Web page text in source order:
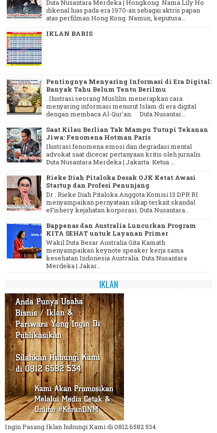
Duta Nusantara Merdeka | Hongkong Nama Lily Ho
dikenal luas pada era 1970-an sebagai aktris papan
atas perfilman Hong Kong. Namun, keputusa...
IKLAN BARIS
Pentingnya Menyaring Informasi di Era Digital:
Banyak Tahu Belum Tentu Berilmu
. Ilustrasi seorang Muslilm menerapkan cara
menyaring informasi menurut Islam di era digital
dengan membaca Al-Qur'an. Duta Nusantar...
Saat Kilau Berlian Tak Mampu Tutupi Tekanan
Jiwa: Fenomena Hotman Paris
Ilustrasi fenomena emosi dan degradasi mental
advokat saat dicecar pertanyaan kritis oleh jurnalis.
Duta Nusantara Merdeka | Jakarta Ketua ...
Rieke Diah Pitaloka Desak OJK Ketat Awasi
Startup dan Profesi Penunjang
Dr . Rieke Diah Pitaloka Anggota Komisi 13 DPR RI
menyampaikan pernyataan sikap terkait skandal
eFishery kejahatan korporasi. Duta Nusantara...
Bappenas dan Australia Luncurkan Program
KITA SEHAT untuk Layanan Primer
Wakil Duta Besar Australia Gita Kamath
menyampaikan keynote speaker kerja sama
kesehatan Indonesia Australia. Duta Nusantara
Merdeka | Jakar...
IKLAN
Ingin Pasang Iklan hubungi Kami di 0812 6582 534